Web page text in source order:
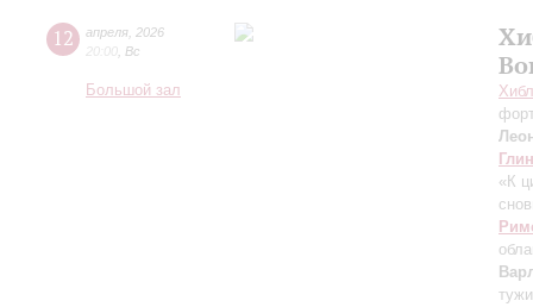
12 апреля 2026
20:00 Вс
Большой зал
«К